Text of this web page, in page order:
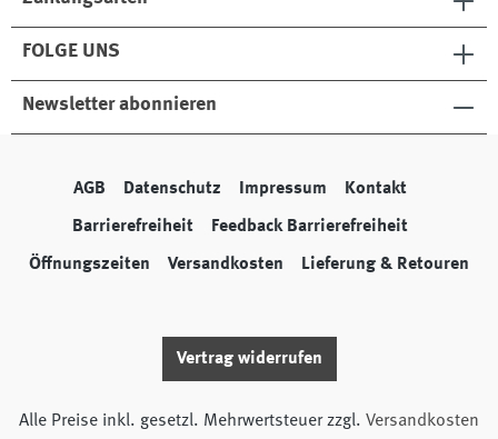
FOLGE UNS
Newsletter abonnieren
AGB Datenschutz Impressum Kontakt
Barrierefreiheit Feedback Barrierefreiheit
Öffnungszeiten Versandkosten Lieferung & Retouren
Vertrag widerrufen
Alle Preise inkl. gesetzl. Mehrwertsteuer zzgl. Versandkosten